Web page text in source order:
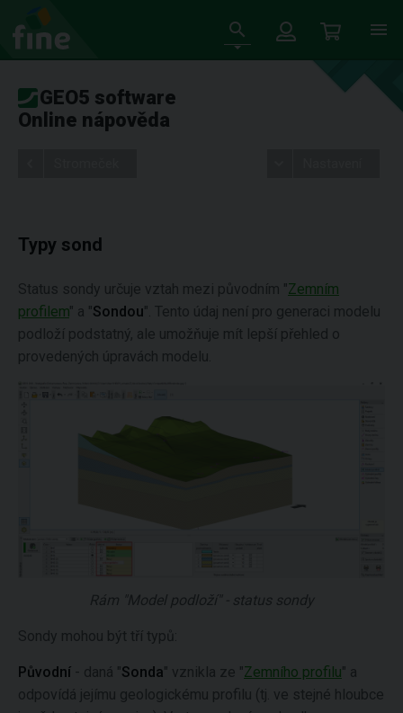
GEO5 software
Online nápověda
Typy sond
Status sondy určuje vztah mezi původním "Zemním
profilem" a "Sondou". Tento údaj není pro generaci modelu
podloží podstatný, ale umožňuje mít lepší přehled o
provedených úpravách modelu.
Rám "Model podloží" - status sondy
Sondy mohou být tří typů:
Původní - daná "Sonda" vznikla ze "Zemního profilu" a
odpovídá jejímu geologickému profilu (tj. ve stejné hloubce